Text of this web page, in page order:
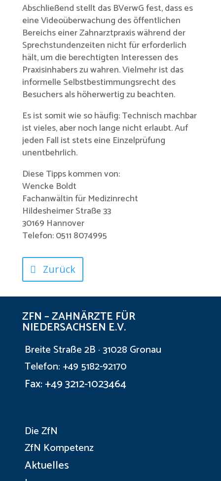
Abschließend stellt das BVerwG fest, dass es
eine Videoüberwachung des öffentlichen
Bereichs einer Zahnarztpraxis während der
Sprechstundenzeiten nicht für erforderlich
hält, um die berechtigten Interessen des
Praxisinhabers zu wahren. Vielmehr ist das
informelle Selbstbestimmungsrecht des
Besuchers als höherwertig zu beachten.
Es ist somit wie so häufig: Technisch machbar
ist vieles, aber noch lange nicht erlaubt. Auf
jeden Fall ist stets eine Einzelprüfung
unentbehrlich.
Diese Tipps kommen von:
Wencke Boldt
Fachanwältin für Medizinrecht
Hildesheimer Straße 33
30169 Hannover
Telefon: 0511 8074995
Zurück
ZFN – ZAHNÄRZTE FÜR
NIEDERSACHSEN E.V.
Breite Straße 2B · 31028 Gronau
Telefon: +49 5182-92170
Fax: +49 3212-1023464
Die ZfN
ZfN Kompetenz
Aktuelles